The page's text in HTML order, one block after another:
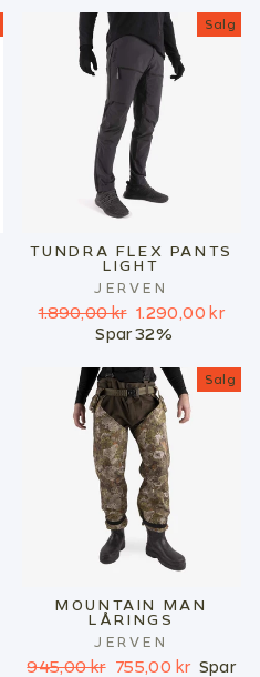
Salg
TUNDRA FLEX PANTS
LIGHT
JERVEN
Ordinær
1.890,00 kr Salgspris
1.290,00 kr
Spar 32%
Salg
MOUNTAIN MAN
LÅRINGS
JERVEN
Ordinær
945,00 kr Salgspris
755,00 kr Spar